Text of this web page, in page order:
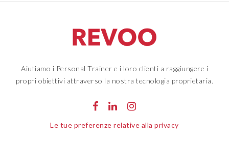
Aiutiamo i Personal Trainer e i loro clienti a raggiungere i
propri obiettivi attraverso la nostra tecnologia proprietaria.
Le tue preferenze relative alla privacy